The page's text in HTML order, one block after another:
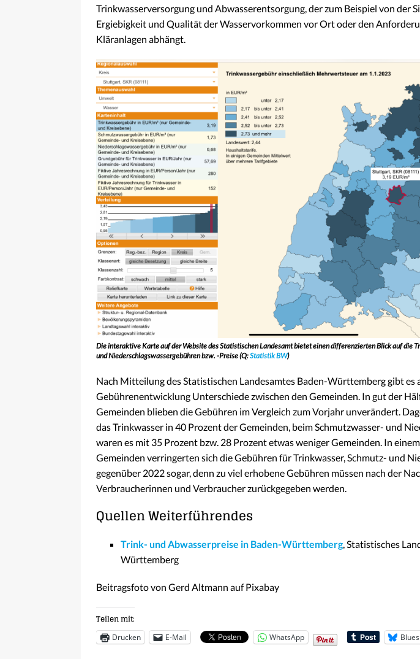
Trinkwasserversorgung und Abwasserentsorgung, der zum Beispiel von der
Ergiebigkeit und Qualität der Wasservorkommen vor Ort oder den
Kläranlagen abhängt.
Die interaktive Karte auf derWebsite des Statistischen Landesamtbietet einen differenzierten Blick auf die
und Niederschlagswassergebühren bzw. -Preise (Q:Statistik BW)
Nach Mitteilung des Statistischen Landesamtes Baden-Württemberg gibt es
Gebührenentwicklung Unterschiede zwischen den Gemeinden. In gut der
Gemeinden blieben die Gebühren im Vergleich zum Vorjahr unverändert.
das Trinkwasser in 40 Prozent der Gemeinden, beim Schmutzwasser- und
waren es mit 35 Prozent bzw. 28 Prozentetwas weniger Gemeinden. In
Gemeinden verringerten sich die Gebühren für Trinkwasser, Schmutz- und
gegenüber 2022 sogar, denn zu viel erhobene Gebühren müssen nach der
Verbraucherinnen und Verbraucher zurückgegeben werden.
Quellen Weiterführendes
Trink- und Abwasserpreise in Baden-Württemberg , Statistisches
Württemberg
Beitragsfoto von Gerd Altmann auf Pixabay
Teilen mit:
Drucken E-Mail WhatsApp